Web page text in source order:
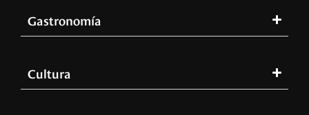
Gastronomía
Cultura